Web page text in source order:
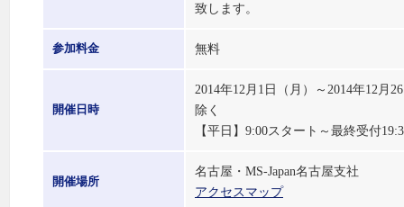
致します。
参加料金 無料
開催日時
2014年12月1日（月）～2014年12
除く
【平日】9:00スタート～最終受付
開催場所
名古屋・MS-Japan名古屋支社
アクセスマップ